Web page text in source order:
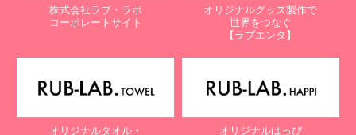
株式会社ラブ・ラボ
コーポレートサイト
オリジナルグッズ製作で
世界をつなぐ
【ラブエンタ】
オリジナルタオル・ オリジナルはっぴ